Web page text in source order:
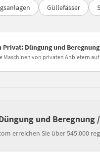
Güllefässer
Privat: Düngung und
Maschinen von privaten Anbietern
und
erreichen Sie über 545.000